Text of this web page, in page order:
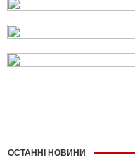
ОСТАННІ НОВИНИ